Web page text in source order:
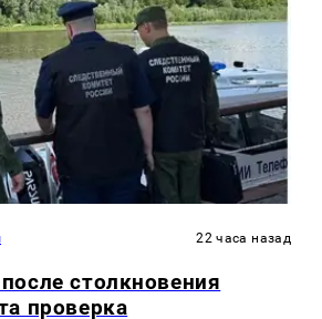
22 часа назад
столкновения
проверка